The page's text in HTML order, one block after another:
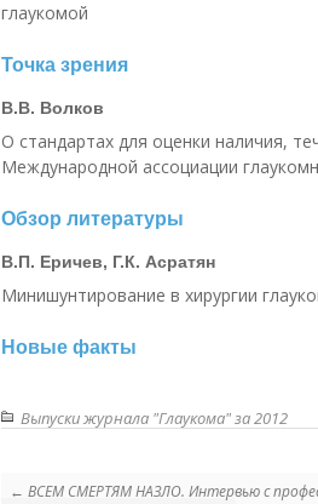
глаукомой
Точка зрения
В.В. Волков
О стандартах для оценки наличия,
Международной ассоциации
Обзор литературы
В.П. Еричев, Г.К. Асратян
Минишунтирование в хирургии
Новые факты
Выпуски журнала "Глаукома" за 2012
← ВСЕМ СМЕРТЯМ НАЗЛО. Интервью с